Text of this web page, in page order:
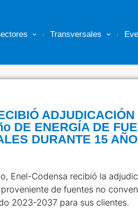
Transversales
ADJUDICACIÓN
DE ENERGÍA DE
DURANTE 15
Enel-Codensa recibió la
de fuentes no
2023-2037 para sus clientes.